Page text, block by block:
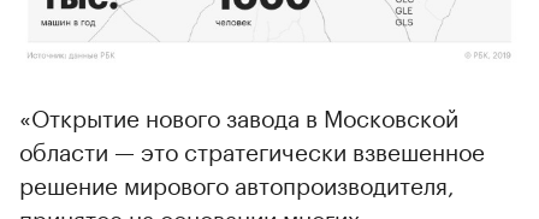
«Открытие нового завода в Московской
области — это стратегически взвешенное
решение мирового автопроизводителя,